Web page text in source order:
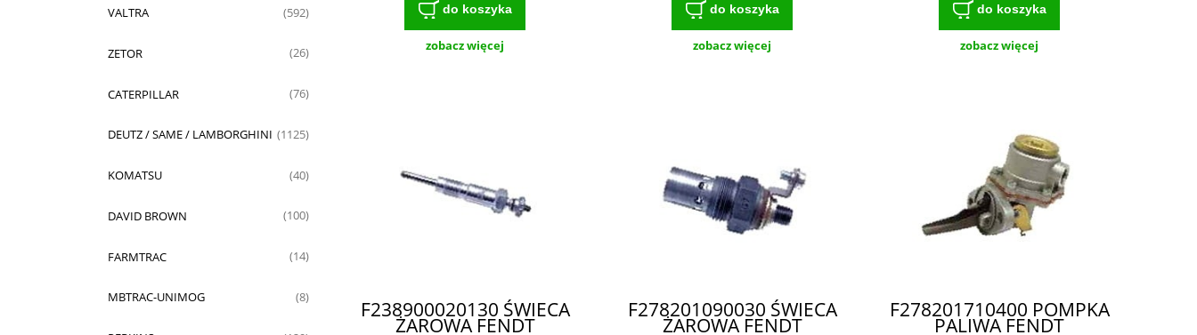
VALTRA (592)
ZETOR (26)
CATERPILLAR (76)
DEUTZ / SAME / LAMBORGHINI (1125)
KOMATSU (40)
DAVID BROWN (100)
FARMTRAC (14)
MBTRAC-UNIMOG (8)
do koszyka
zobacz więcej
do koszyka
zobacz więcej
do koszyka
zobacz więcej
F238900020130 ŚWIECA
ŻAROWA FENDT
F278201090030 ŚWIECA
ŻAROWA FENDT
F278201710400 POMPKA
PALIWA FENDT